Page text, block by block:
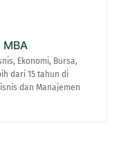
Ekonomi, Bursa,
dari 15 tahun di
dan Manajemen